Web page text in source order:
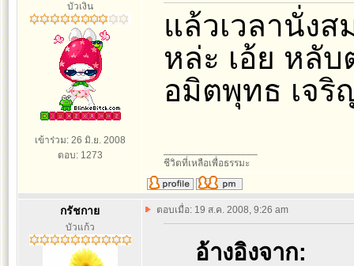
บัวเงิน
เข้าร่วม: 26 มิ.ย. 2008
ตอบ: 1273
แล้วเวลานั่ง
หล่ะ เอ้ย หลับ
อมิตพุทธ เจ
ชีวิตที่เหลือเพื่อธรรมะ
กรัชกาย
บัวแก้ว
ตอบเมื่อ: 19 ส.ค. 2008, 9:26 am
อ้างอิงจาก: